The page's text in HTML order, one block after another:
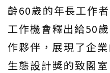
齡60歲的年長工作
工作機會釋出給50
作夥伴，展現了企
生態設計獎的致閣